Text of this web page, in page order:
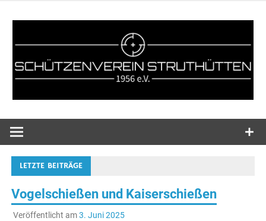
Inhalt
SV
Struthütten
LETZTE BEITRÄGE
Vogelschießen und Kaiserschießen
Veröffentlicht am3. Juni 2025